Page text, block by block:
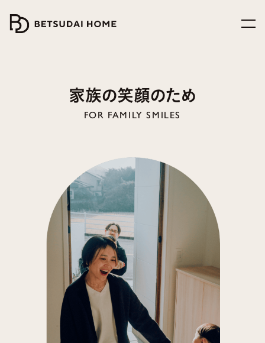
家族の笑顔のため
FOR FAMILY SMILES